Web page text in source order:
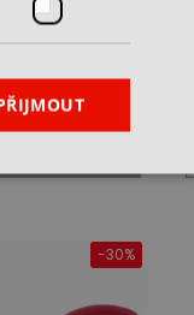
drát s
zahnutými
mm
Kč
-30%